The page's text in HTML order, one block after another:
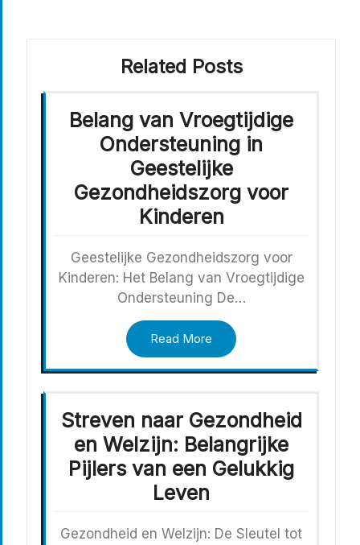
Related Posts
Belang van Vroegtijdige
Ondersteuning in
Geestelijke
Gezondheidszorg voor
Kinderen
Geestelijke Gezondheidszorg voor
Kinderen: Het Belang van Vroegtijdige
Ondersteuning De…
Read More
Streven naar Gezondheid
en Welzijn: Belangrijke
Pijlers van een Gelukkig
Leven
Gezondheid en Welzijn: De Sleutel tot